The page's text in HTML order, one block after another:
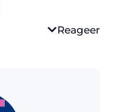
Reageer